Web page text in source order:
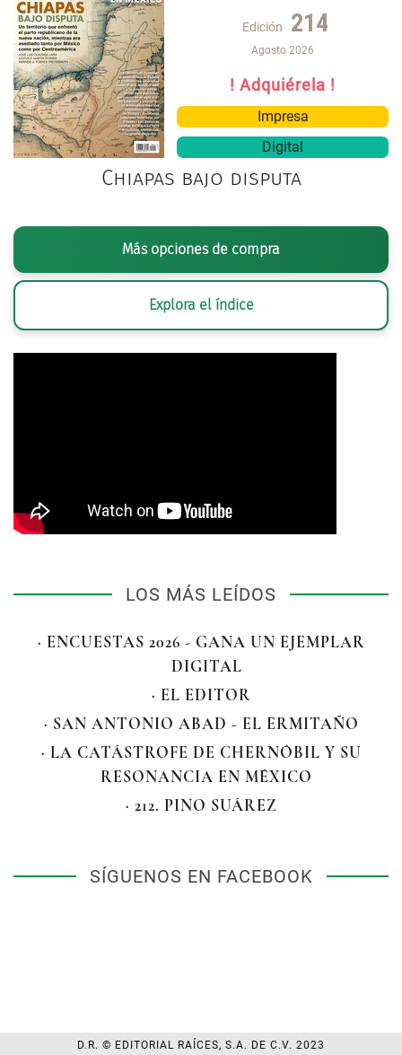
Edición 214
Agosto 2026
! Adquiérela !
Impresa
Digital
Chiapas bajo disputa
Más opciones de compra
Explora el índice
LOS MÁS LEÍDOS
· ENCUESTAS 2026 - GANA UN EJEMPLAR
DIGITAL
· EL EDITOR
· SAN ANTONIO ABAD - EL ERMITAÑO
· LA CATÁSTROFE DE CHERNÓBIL Y SU
RESONANCIA EN MÉXICO
· 212. PINO SUÁREZ
SÍGUENOS EN FACEBOOK
D.R. © EDITORIAL RAÍCES, S.A. DE C.V. 2023